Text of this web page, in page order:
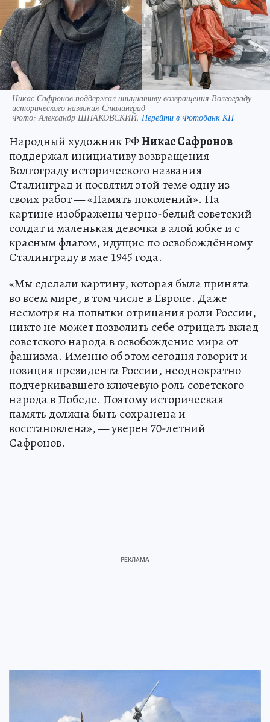
Никас Сафронов поддержал инициативу возвращения Волгограду
исторического названия Сталинград
Фото: Александр ШПАКОВСКИЙ. Перейти в Фотобанк КП
Народный художник РФНикас Сафронов
поддержал инициативу возвращения
Волгограду исторического названия
Сталинград и посвятил этой теме одну из
своих работ — «Память поколений». На
картине изображены черно-белый советский
солдат и маленькая девочка в алой юбке и с
красным флагом, идущие по освобождённому
Сталинграду в мае 1945 года.
«Мы сделали картину, которая была принята
во всем мире, в том числе в Европе. Даже
несмотря на попытки отрицания роли России,
никто не может позволить себе отрицать вклад
советского народа в освобождение мира от
фашизма. Именно об этом сегодня говорит и
позиция президента России, неоднократно
подчеркивавшего ключевую роль советского
народа в Победе. Поэтому историческая
память должна быть сохранена и
восстановлена», — уверен 70-летний
Сафронов.